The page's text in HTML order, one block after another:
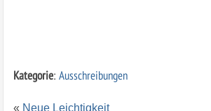
Kategorie: Ausschreibungen
« Neue Leichtigkeit